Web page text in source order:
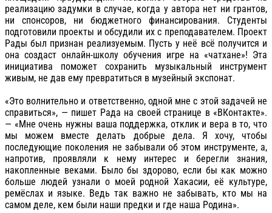
реализацию задумки в случае, когда у автора нет ни грантов,
ни спонсоров, ни бюджетного финансирования. Студенты
подготовили проекты и обсудили их с преподавателем. Проект
Рады был признан реализуемым. Пусть у неё всё получится и
она создаст онлайн-школу обучения игре на «чатхане»! Эта
инициатива поможет сохранить музыкальный инструмент
живым, не дав ему превратиться в музейный экспонат.
«Это волнительно и ответственно, одной мне с этой задачей не
справиться», — пишет Рада на своей странице в «ВКонтакте».
— «Мне очень нужны ваша поддержка, отклик и вера в то, что
мы можем вместе делать добрые дела. Я хочу, чтобы
последующие поколения не забывали об этом инструменте, а,
напротив, проявляли к нему интерес и берегли знания,
накопленные веками. Было бы здорово, если бы как можно
больше людей узнали о моей родной Хакасии, её культуре,
ремёслах и языке. Ведь так важно не забывать, кто мы на
самом деле, кем были наши предки и где наша Родина».